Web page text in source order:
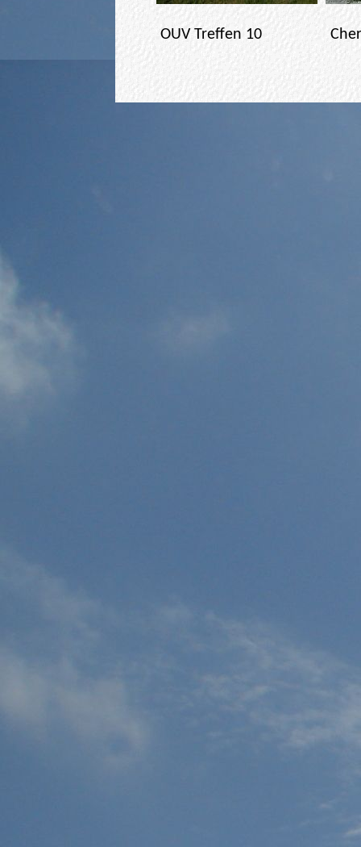
OUV Treffen 10